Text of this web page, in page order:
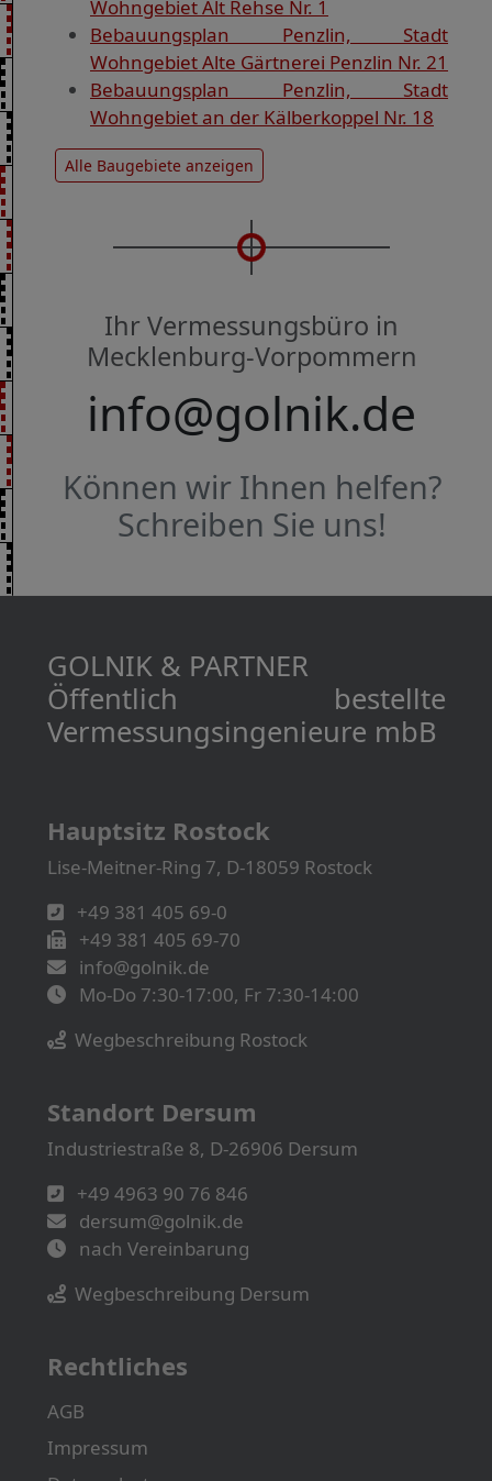
Wohngebiet Alt Rehse Nr. 1
Bebauungsplan Penzlin, Stadt
Wohngebiet Alte Gärtnerei Penzlin Nr. 21
Bebauungsplan Penzlin, Stadt
Wohngebiet an der Kälberkoppel Nr. 18
Alle Baugebiete anzeigen
Ihr Vermessungsbüro in
Mecklenburg-Vorpommern
info@golnik.de
Können wir Ihnen helfen?
Schreiben Sie uns!
GOLNIK & PARTNER
Öffentlich bestellte
Vermessungs­­ingenieure mbB
Hauptsitz Rostock
Lise-Meitner-Ring 7, D-18059 Rostock
+49 381 405 69-0
+49 381 405 69-70
info@golnik.de
Mo-Do 7:30-17:00, Fr 7:30-14:00
Wegbeschreibung Rostock
Standort Dersum
Industriestraße 8, D-26906 Dersum
+49 4963 90 76 846
dersum@golnik.de
nach Vereinbarung
Wegbeschreibung Dersum
Rechtliches
AGB
Impressum